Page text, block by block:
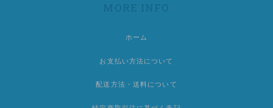
MORE INFO
ホーム
お支払い方法について
配送方法・送料について